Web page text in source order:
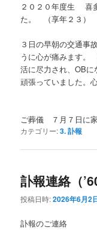
２０２０年度生 喜
た。 （享年２３）
３日の早朝の交通事
うに心が痛みます。
活に尽力され、OB
頑張っていました。
ご葬儀 ７月７日に家
カテゴリー:3. 訃報
訃報連絡（
投稿日時:2026年6月2
訃報のご連絡